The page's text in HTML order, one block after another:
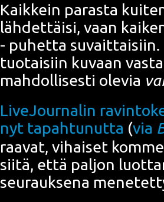
Kaik­kein paras­ta
läh­det­täi­si, vaan
- puhet­ta suvait­tai­siin.
tuo­tai­siin kuvaan
mah­dol­li­ses­ti ole­via
Live­Jour­nalin
nyt tapah­tu­nut­ta (via
raa­vat, vihai­set
sii­tä, että pal­jon
seu­rauk­se­na